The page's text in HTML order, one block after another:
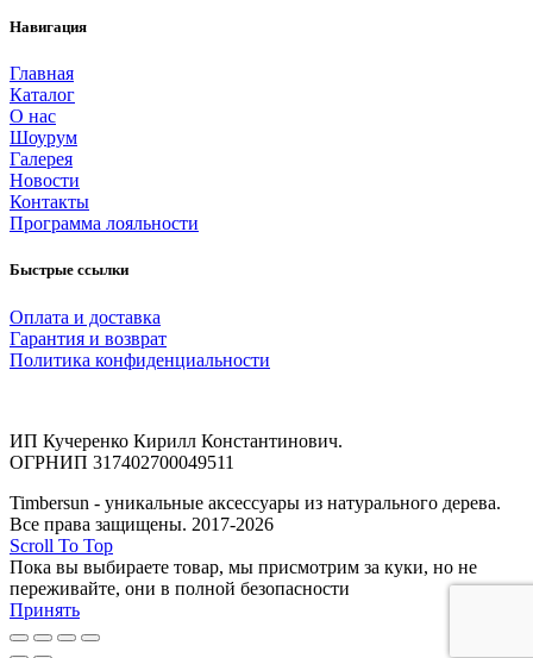
Навигация
Главная
Каталог
О нас
Шоурум
Галерея
Новости
Контакты
Программа лояльности
Быстрые ссылки
Оплата и доставка
Гарантия и возврат
Политика конфиденциальности
ИП Кучеренко Кирилл Константинович.
ОГРНИП 317402700049511
Timbersun - уникальные аксессуары из натурального дерева.
Все права защищены. 2017-2026
Scroll To Top
Пока вы выбираете товар, мы присмотрим за куки, но не
переживайте, они в полной безопасности
Принять